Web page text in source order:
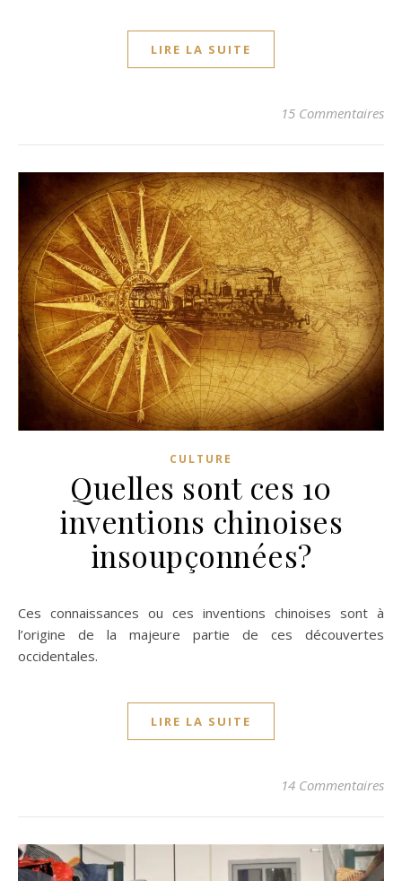
LIRE LA SUITE
15 Commentaires
CULTURE
Quelles sont ces 10
inventions chinoises
insoupçonnées?
Ces connaissances ou ces inventions chinoises sont à
l’origine de la majeure partie de ces découvertes
occidentales.
LIRE LA SUITE
14 Commentaires